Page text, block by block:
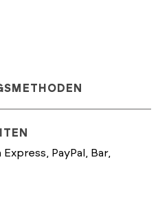
PayPal, Bar,